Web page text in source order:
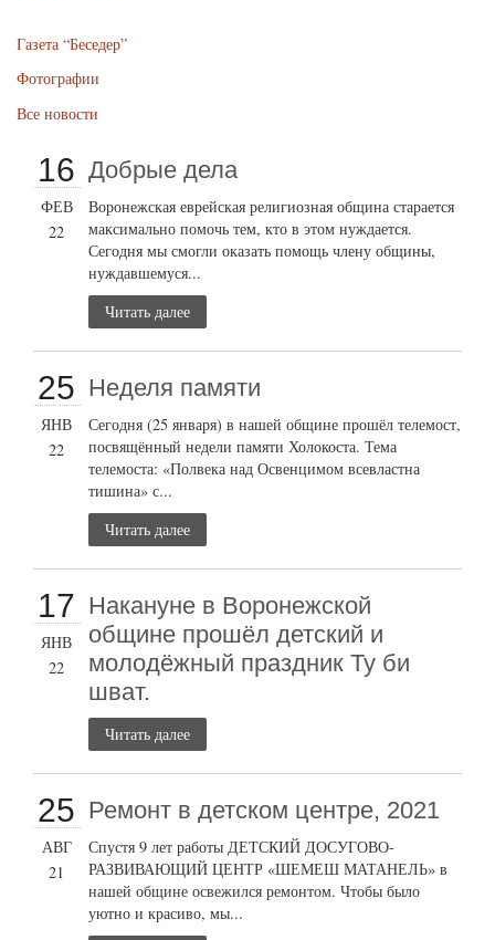
Газета “Беседер”
Фотографии
Все новости
16
ФЕВ
22
Добрые дела
Воронежская еврейская религиозная община старается
максимально помочь тем, кто в этом нуждается.
Сегодня мы смогли оказать помощь члену общины,
нуждавшемуся...
Читать далее
25
ЯНВ
22
Неделя памяти
Сегодня (25 января) в нашей общине прошёл телемост,
посвящённый недели памяти Холокоста. Тема
телемоста: «Полвека над Освенцимом всевластна
тишина» с...
Читать далее
17
ЯНВ
22
Накануне в Воронежской
общине прошёл детский и
молодёжный праздник Ту би
шват.
Читать далее
25
АВГ
21
Ремонт в детском центре, 2021
Спустя 9 лет работы ДЕТСКИЙ ДОСУГОВО-
РАЗВИВАЮЩИЙ ЦЕНТР «ШЕМЕШ МАТАНЕЛЬ» в
нашей общине освежился ремонтом. Чтобы было
уютно и красиво, мы...